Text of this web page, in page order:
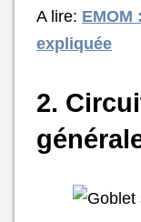
A lire: EMOM
expliquée
2.